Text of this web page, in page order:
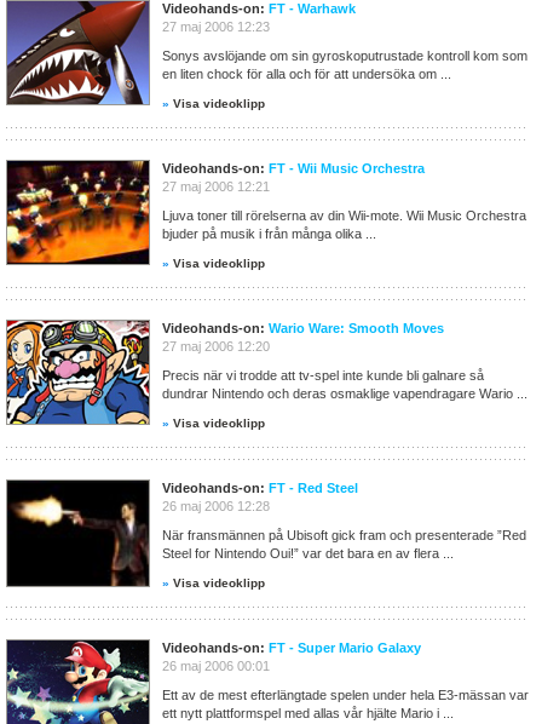
Videohands-on: FT - Warhawk
27 maj 2006 12:23
Sonys avslöjande om sin gyroskoputrustade kontroll kom som
en liten chock för alla och för att undersöka om ...
» Visa videoklipp
Videohands-on: FT - Wii Music Orchestra
27 maj 2006 12:21
Ljuva toner till rörelserna av din Wii-mote. Wii Music Orchestra
bjuder på musik i från många olika ...
» Visa videoklipp
Videohands-on: Wario Ware: Smooth Moves
27 maj 2006 12:20
Precis när vi trodde att tv-spel inte kunde bli galnare så
dundrar Nintendo och deras osmaklige vapendragare Wario ...
» Visa videoklipp
Videohands-on: FT - Red Steel
26 maj 2006 12:28
När fransmännen på Ubisoft gick fram och presenterade ”Red
Steel for Nintendo Oui!” var det bara en av flera ...
» Visa videoklipp
Videohands-on: FT - Super Mario Galaxy
26 maj 2006 00:01
Ett av de mest efterlängtade spelen under hela E3-mässan var
ett nytt plattformspel med allas vår hjälte Mario i ...